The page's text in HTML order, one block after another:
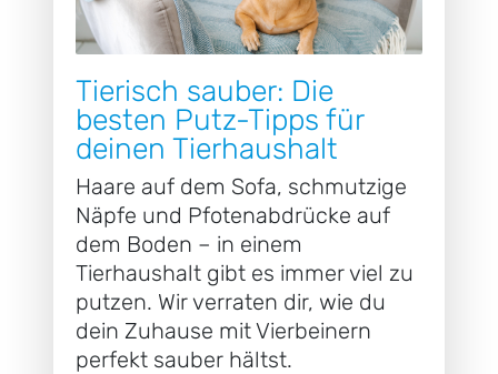
Tierisch sauber: Die
besten Putz-Tipps für
deinen Tierhaushalt
Haare auf dem Sofa, schmutzige
Näpfe und Pfotenabdrücke auf
dem Boden – in einem
Tierhaushalt gibt es immer viel zu
putzen. Wir verraten dir, wie du
dein Zuhause mit Vierbeinern
perfekt sauber hältst.